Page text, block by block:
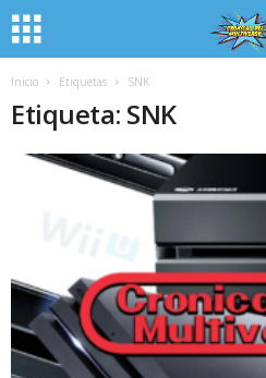
Inicio Etiquetas SNK
Etiqueta: SNK